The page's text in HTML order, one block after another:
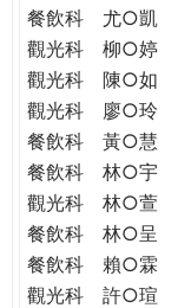
ON
THE
PATH
GLOBAL
CITIZENSHIP
餐飲科
尤○凱
觀光科
柳○婷
觀光科
陳○如
觀光科
廖○玲
餐飲科
黃○慧
餐飲科
林○宇
觀光科
林○萱
餐飲科
林○呈
餐飲科
賴○霖
觀光科
許○瑄